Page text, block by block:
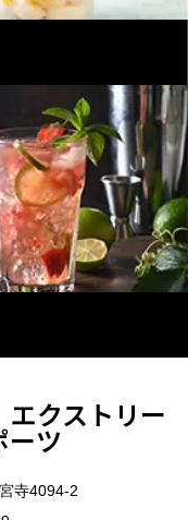
クストリー
ーツ
寺4094-2